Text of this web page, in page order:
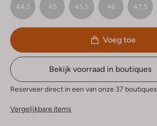
44,5 45 45,5 46 47,5
Voeg toe
Bekijk voorraad in boutiques
Reserveer direct in een van onze 37 boutiques
Vergelijkbare items